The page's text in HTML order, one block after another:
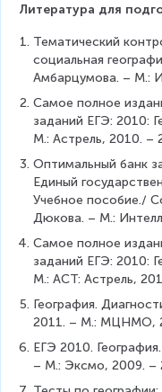
Литература для
Тематический
социальная
Амбарцумова. – М.:
Самое полное
заданий ЕГЭ: 2010:
М.: Астрель, 2010. –
Оптимальный банк
Единый
Учебное пособие./
Дюкова. – М.:
Самое полное
заданий ЕГЭ: 2010:
М.: АСТ: Астрель,
География.
2011. – М.: МЦНМО,
ЕГЭ 2010.
– М.: Эксмо, 2009. –